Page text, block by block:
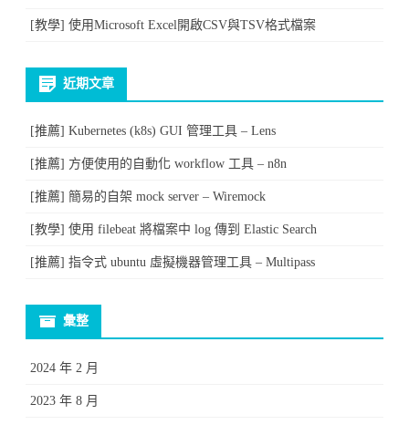
[教學] 使用Microsoft Excel開啟CSV與TSV格式檔案
近期文章
[推薦] Kubernetes (k8s) GUI 管理工具 – Lens
[推薦] 方便使用的自動化 workflow 工具 – n8n
[推薦] 簡易的自架 mock server – Wiremock
[教學] 使用 filebeat 將檔案中 log 傳到 Elastic Search
[推薦] 指令式 ubuntu 虛擬機器管理工具 – Multipass
彙整
2024 年 2 月
2023 年 8 月